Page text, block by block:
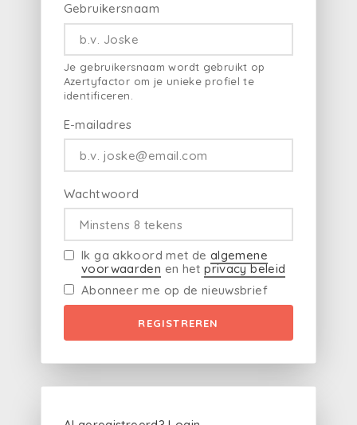
Gebruikersnaam
Je gebruikersnaam wordt gebruikt op
Azertyfactor om je unieke profiel te
identificeren.
E-mailadres
Wachtwoord
Ik ga akkoord met de algemene
voorwaarden en hetprivacy beleid
Abonneer me op de nieuwsbrief
REGISTREREN